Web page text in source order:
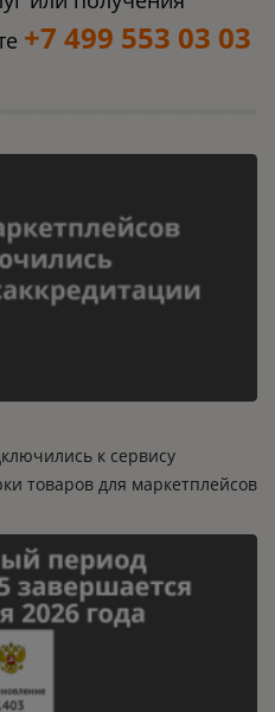
+7 499 553 03 03
к сервису
товаров для маркетплейсов